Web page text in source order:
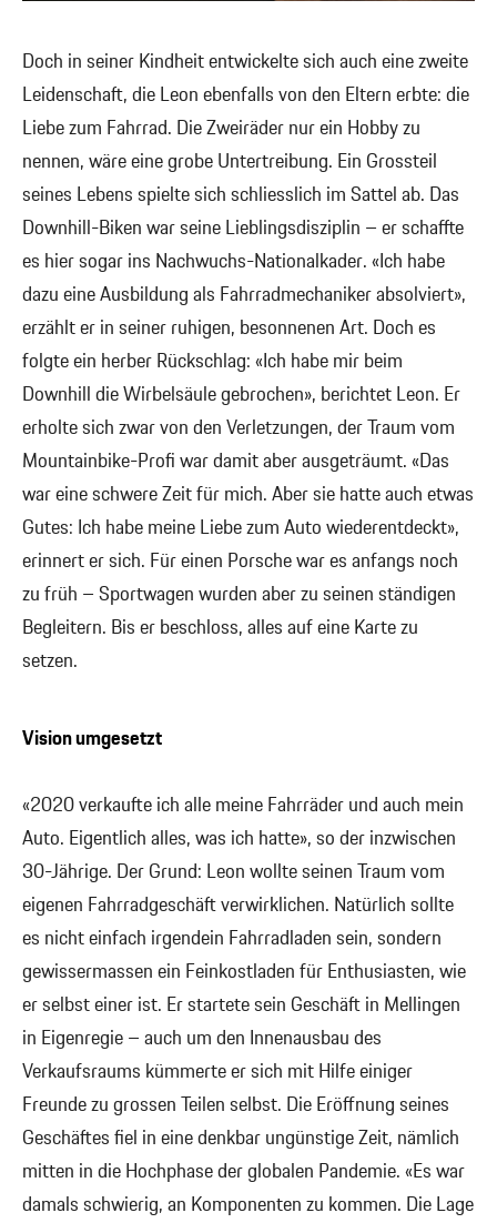
Doch in seiner Kindheit entwickelte sich auch eine zweite
Leidenschaft, die Leon ebenfalls von den Eltern erbte: die
Liebe zum Fahrrad. Die Zweiräder nur ein Hobby zu
nennen, wäre eine grobe Untertreibung. Ein Grossteil
seines Lebens spielte sich schliesslich im Sattel ab. Das
Downhill-Biken war seine Lieblingsdisziplin – er schaffte
es hier sogar ins Nachwuchs-Nationalkader. «Ich habe
dazu eine Ausbildung als Fahrradmechaniker absolviert»,
erzählt er in seiner ruhigen, besonnenen Art. Doch es
folgte ein herber Rückschlag: «Ich habe mir beim
Downhill die Wirbelsäule gebrochen», berichtet Leon. Er
erholte sich zwar von den Verletzungen, der Traum vom
Mountainbike-Profi war damit aber ausgeträumt. «Das
war eine schwere Zeit für mich. Aber sie hatte auch etwas
Gutes: Ich habe meine Liebe zum Auto wiederentdeckt»,
erinnert er sich. Für einen Porsche war es anfangs noch
zu früh – Sportwagen wurden aber zu seinen ständigen
Begleitern. Bis er beschloss, alles auf eine Karte zu
setzen.
Vision umgesetzt
«2020 verkaufte ich alle meine Fahrräder und auch mein
Auto. Eigentlich alles, was ich hatte», so der inzwischen
30-Jährige. Der Grund: Leon wollte seinen Traum vom
eigenen Fahrradgeschäft verwirklichen. Natürlich sollte
es nicht einfach irgendein Fahrradladen sein, sondern
gewissermassen ein Feinkostladen für Enthusiasten, wie
er selbst einer ist. Er startete sein Geschäft in Mellingen
in Eigenregie – auch um den Innenausbau des
Verkaufsraums kümmerte er sich mit Hilfe einiger
Freunde zu grossen Teilen selbst. Die Eröffnung seines
Geschäftes fiel in eine denkbar ungünstige Zeit, nämlich
mitten in die Hochphase der globalen Pandemie. «Es war
damals schwierig, an Komponenten zu kommen. Die Lage